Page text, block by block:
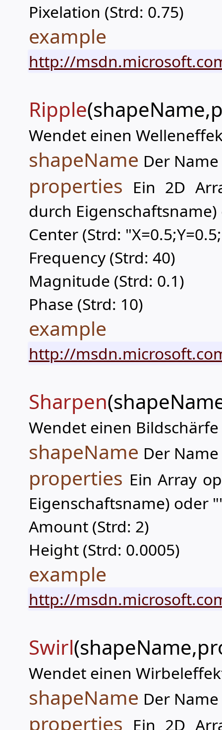
Pixelation (Strd: 0.75)
example
http://
Ripple
Wendet einen
shapeName Der
properties Ein 2D
durch
Center (Strd:
Frequency (Strd: 40)
Magnitude (Strd: 0.1)
Phase (Strd: 10)
example
http://
Sharpen
Wendet einen
shapeName Der
properties Ein Array
Eigenschaftsname) oder
Amount (Strd: 2)
Height (Strd: 0.0005)
example
http://
Swirl
Wendet einen
shapeName Der
properties Ein 2D